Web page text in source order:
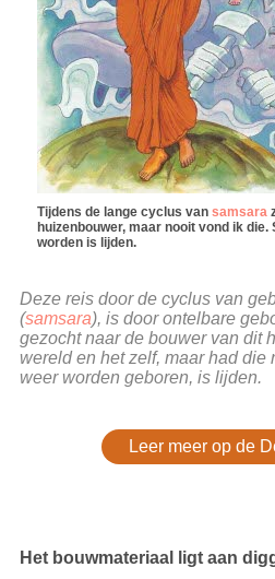
Tijdens de lange cyclus vansamsara
huizenbouwer, maar nooit vond ik
worden is lijden.
Deze reis door de cyclus van
(samsara), is door ontelbare
gezocht naar de bouwer van dit
wereld en het zelf, maar had die
weer worden geboren, is lijden.
Leer meer op de
Het bouwmateriaal ligt aan